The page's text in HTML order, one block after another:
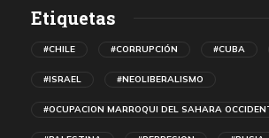
Etiquetas
#CHILE #CORRUPCIÓN #CUBA
#ISRAEL #NEOLIBERALISMO
#OCUPACION MARROQUI DEL SAHARA